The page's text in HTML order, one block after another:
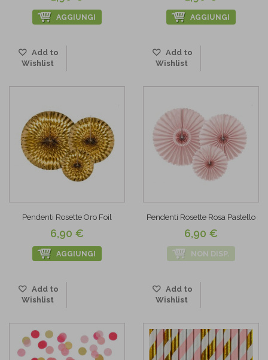
AGGIUNGI
Add to
Wishlist
AGGIUNGI
Add to
Wishlist
Pendenti Rosette Oro Foil
6,90 €
AGGIUNGI
Add to
Wishlist
Pendenti Rosette Rosa Pastello
6,90 €
NON DISP.
Add to
Wishlist